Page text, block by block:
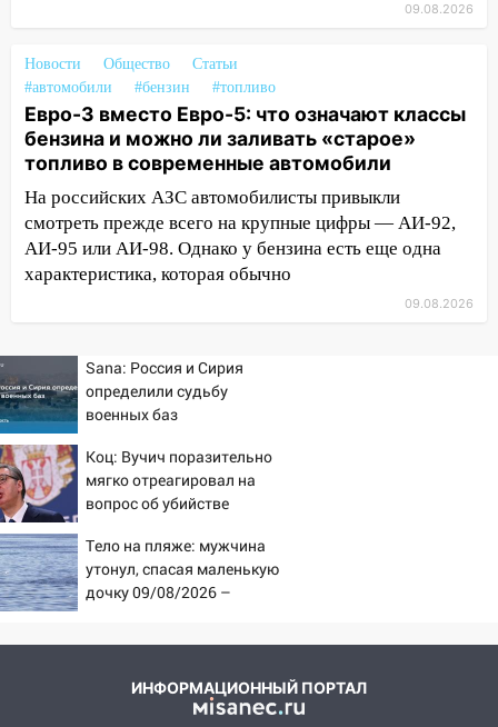
06:30
Какая погода будет в Ульяновской
области днем 9 августа
05:05
День, когда всё может
измениться: гороскоп на 9 августа —
три знака получат шанс, который нельзя
упустить
08.08.2026
20:10 Во время урагана в Ульяновске на
Волге перевернулась лодка
17:15
В Ульяновской области
ремонтируют девять мостов: один уже
готов, ещё два — почти завершены
17:00
«Ульяновскалипсис»: последствия
урагана 8 августа
16:38
Прогноз погоды в Ульяновской
области на 9 августа
16:34
Мелекесский район первым в
09.08.2026
Новости Общество
Статьи
#автомобили
#бензин #топливо
Евро-3 вместо Евро-5: что означают классы
бензина и можно ли заливать «старое»
топливо в современные автомобили
На российских АЗС автомобилисты привыкли
смотреть прежде всего на крупные цифры — АИ-92,
АИ-95 или АИ-98. Однако у бензина есть еще одна
характеристика, которая обычно
09.08.2026
Sana: Россия и Сирия
определили судьбу
военных баз
Коц: Вучич поразительно
мягко отреагировал на
вопрос об убийстве
Тело на пляже: мужчина
утонул, спасая маленькую
дочку 09/08/2026 –
ИНФОРМАЦИОННЫЙ ПОРТАЛ